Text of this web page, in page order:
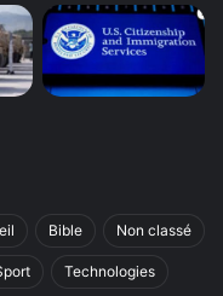
Bible Non classé
Technologies